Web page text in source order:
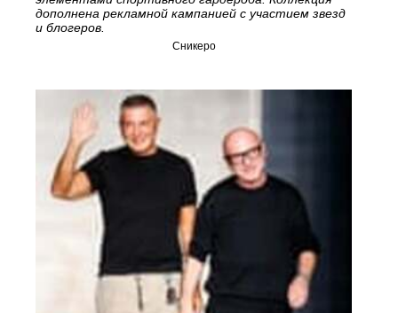
дополнена рекламной кампанией с участием звезд
и блогеров.
Сникеро